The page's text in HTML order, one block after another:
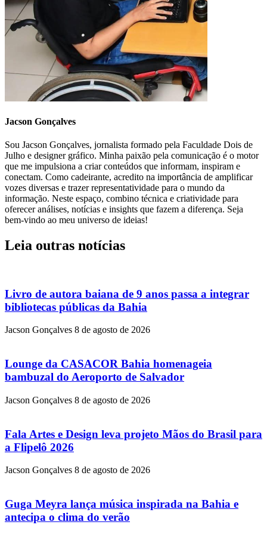
Jacson Gonçalves
Sou Jacson Gonçalves, jornalista formado pela Faculdade Dois de
Julho e designer gráfico. Minha paixão pela comunicação é o motor
que me impulsiona a criar conteúdos que informam, inspiram e
conectam. Como cadeirante, acredito na importância de amplificar
vozes diversas e trazer representatividade para o mundo da
informação. Neste espaço, combino técnica e criatividade para
oferecer análises, notícias e insights que fazem a diferença. Seja
bem-vindo ao meu universo de ideias!
Leia outras notícias
Livro de autora baiana de 9 anos passa a integrar
bibliotecas públicas da Bahia
Jacson Gonçalves 8 de agosto de 2026
Lounge da CASACOR Bahia homenageia
bambuzal do Aeroporto de Salvador
Jacson Gonçalves 8 de agosto de 2026
Fala Artes e Design leva projeto Mãos do Brasil para
a Flipelô 2026
Jacson Gonçalves 8 de agosto de 2026
Guga Meyra lança música inspirada na Bahia e
antecipa o clima do verão